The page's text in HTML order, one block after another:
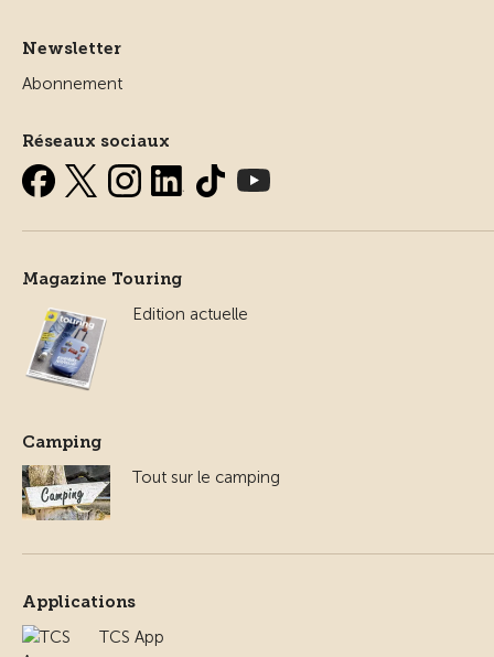
Newsletter
Abonnement
Réseaux sociaux
Magazine Touring
Edition actuelle
Camping
Tout sur le camping
Applications
TCS App